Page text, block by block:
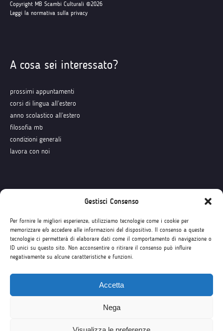
Gestisci Consenso
Per fornire le migliori esperienze, utilizziamo tecnologie come i cookie per
memorizzare e/o accedere alle informazioni del dispositivo. Il consenso a queste
tecnologie ci permetterà di elaborare dati come il comportamento di navigazione o
ID unici su questo sito. Non acconsentire o ritirare il consenso può influire
negativamente su alcune caratteristiche e funzioni.
Accetta
Nega
Copyright MB Scambi Culturali ©2026
Leggi la normativa sulla privacy
A cosa sei interessato?
prossimi appuntamenti
corsi di lingua all’estero
anno scolastico all’estero
filosofia mb
condizioni generali
lavora con noi